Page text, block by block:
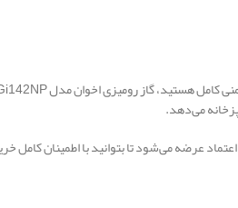
می‌دهد.
عرضه می‌شود تا بتوانید با اطمینان کامل